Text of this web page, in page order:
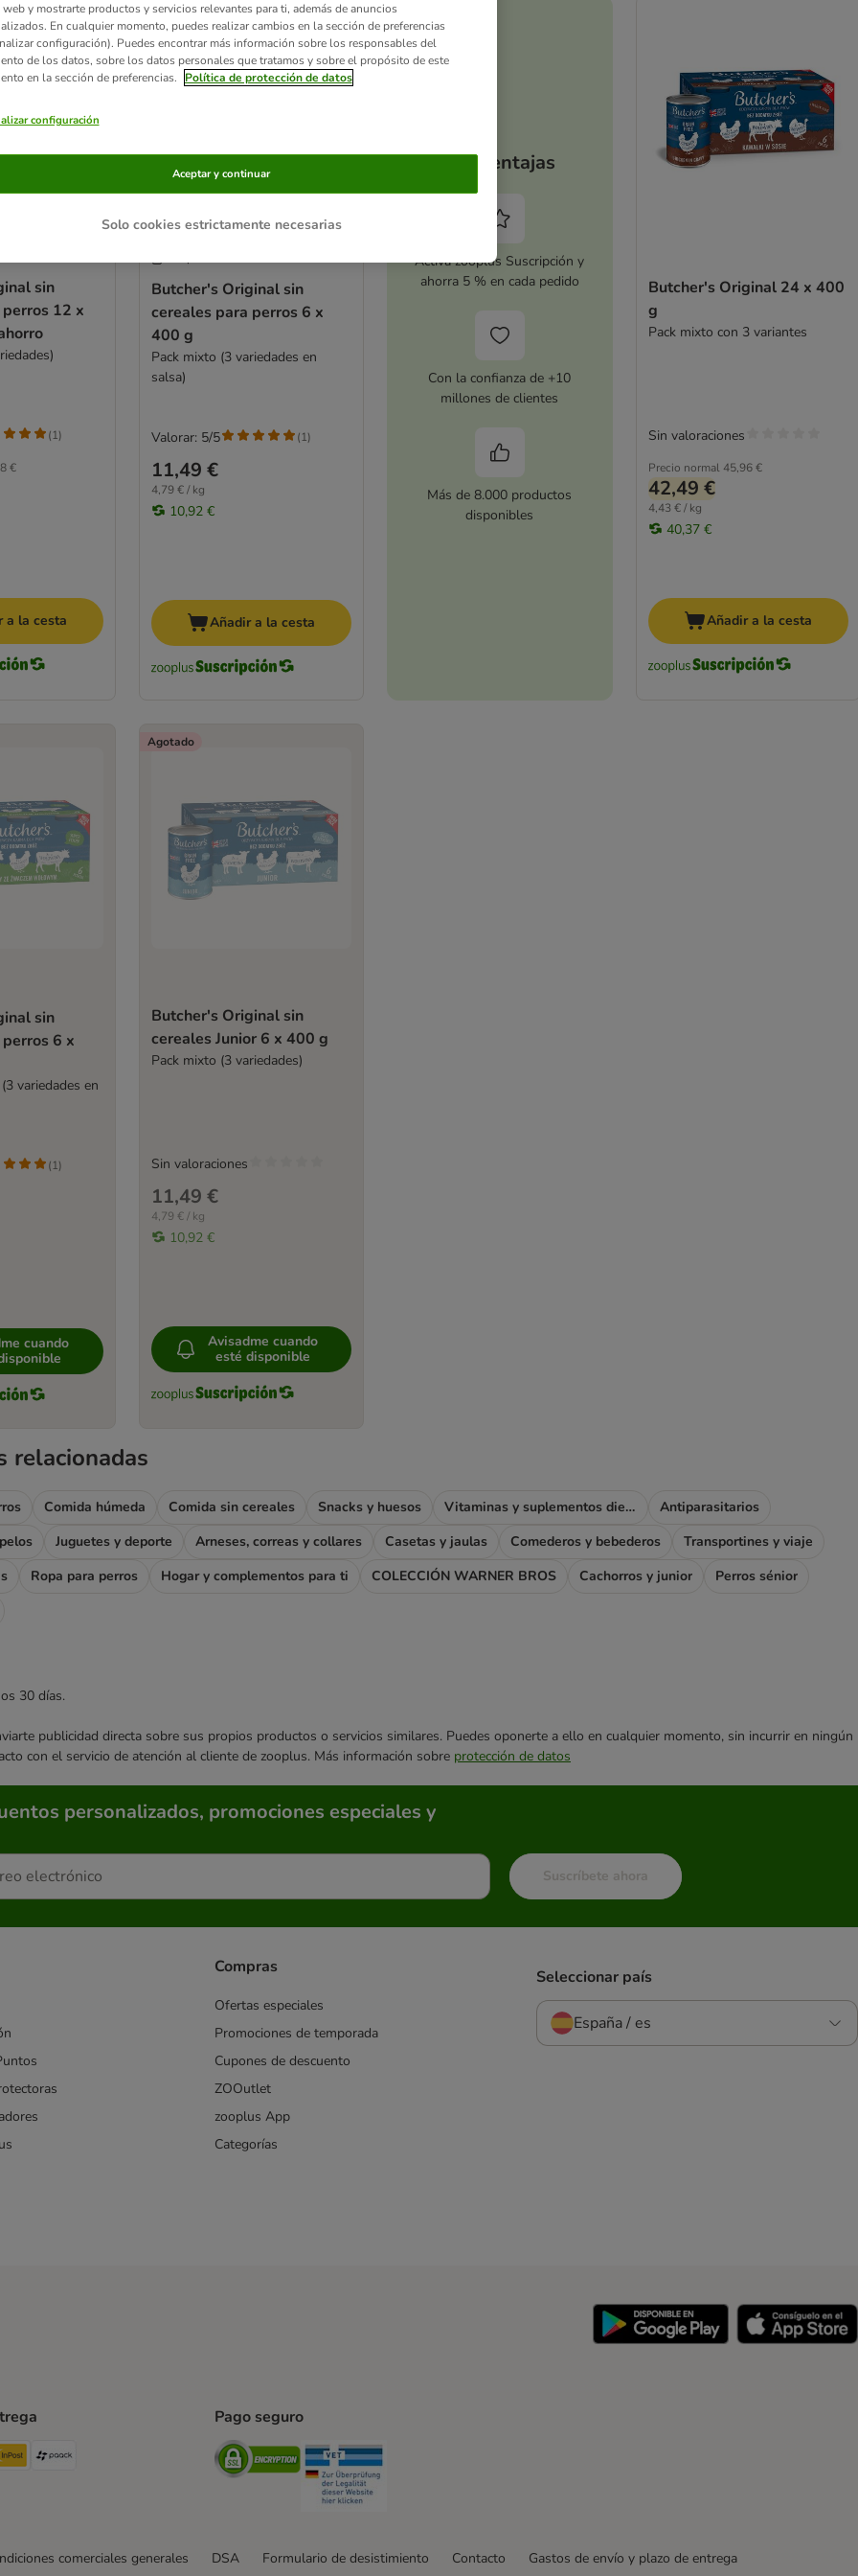
sin
12 x
€
(1)
a la cesta
Butcher's Original sin
cereales para perros 6 x
400 g
Pack mixto (3 variedades en
salsa)
11,49 €
4,79 € / kg
10,92 €
Valorar: 5/5 (1)
Añadir a la cesta
Tus ventajas
Activa zooplus Suscripción y
ahorra 5 % en cada pedido
Con la confianza de +10
millones de clientes
Más de 8.000 productos
disponibles
Butcher's Original 24 x 400
g
Pack mixto con 3 variantes
Precio normal 45,96 €
42,49 €
4,43 € / kg
40,37 €
Sin valoraciones
Añadir a la cesta
sin
6 x
variedades en
(1)
cuando
Agotado
Butcher's Original sin
cereales Junior 6 x 400 g
Pack mixto (3 variedades)
11,49 €
4,79 € / kg
10,92 €
Sin valoraciones
Avisadme cuando
esté disponible
relacionadas
Comida húmeda Comida sin cereales Snacks y huesos Vitaminas y suplementos dietéticos
Antiparasitarios
Juguetes y deporte Arneses, correas y collares Casetas y jaulas Comederos y bebederos
Transportines y viaje
Ropa para perros Hogar y complementos para ti COLECCIÓN WARNER BROS Cachorros y junior
Perros sénior
30 días.
publicidad directa sobre sus propios productos o servicios similares. Puedes oponerte a ello en cualquier momento, sin incurrir en ningún
con el servicio de atención al cliente de zooplus. Más información sobre protección de datos
personalizados, promociones especiales y
Suscríbete ahora
Compras
Ofertas especiales
Promociones de temporada
Cupones de descuento
ZOOutlet
zooplus App
Categorías
Seleccionar país
España / es
MethodShipping Method
InPost Shipping Method
Pago seguro
Security
comerciales generales DSA Formulario de desistimiento Contacto Gastos de envío y plazo de entrega
web y mostrarte productos y servicios relevantes para ti, además de anuncios
En cualquier momento, puedes realizar cambios en la sección de preferencias
configuración). Puedes encontrar más información sobre los responsables del
de los datos, sobre los datos personales que tratamos y sobre el propósito de este
en la sección de preferencias.
Política de protección de datos
configuración
Solo cookies estrictamente necesarias
Aceptar y continuar